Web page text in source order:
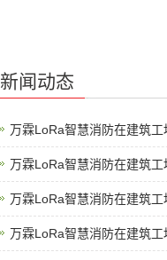
新闻动态
万霖LoRa智慧消防在建筑
万霖LoRa智慧消防在建筑
万霖LoRa智慧消防在建筑
万霖LoRa智慧消防在建筑